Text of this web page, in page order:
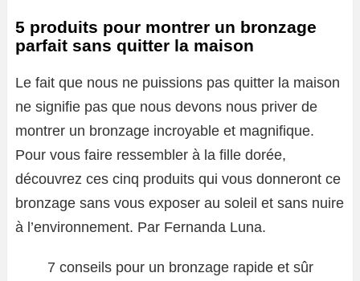
5 produits pour montrer un bronzage
parfait sans quitter la maison
Le fait que nous ne puissions pas quitter la maison
ne signifie pas que nous devons nous priver de
montrer un bronzage incroyable et magnifique.
Pour vous faire ressembler à la fille dorée,
découvrez ces cinq produits qui vous donneront ce
bronzage sans vous exposer au soleil et sans nuire
à l’environnement. Par Fernanda Luna.
7 conseils pour un bronzage rapide et sûr